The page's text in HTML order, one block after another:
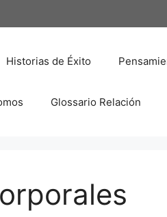
Historias de Éxito
Glossario Relación